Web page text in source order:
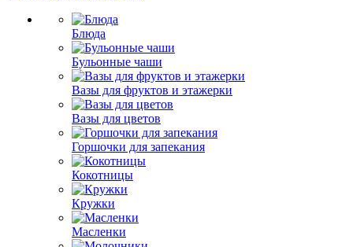
Блюда
Бульонные чаши
Вазы для фруктов и этажерки
Вазы для цветов
Горшочки для запекания
Кокотницы
Кружки
Масленки